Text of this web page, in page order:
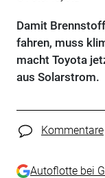
Damit
fahren, muss
macht Toyota
aus Solarstrom.
Kommentare
Autoflotte bei